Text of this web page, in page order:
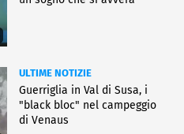
ULTIME NOTIZIE
Guerriglia in Val di Susa, i
"black bloc" nel campeggio
di Venaus